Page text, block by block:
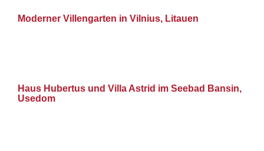
Moderner Villengarten in Vilnius, Litauen
Haus Hubertus und Villa Astrid im Seebad Bansin,
Usedom